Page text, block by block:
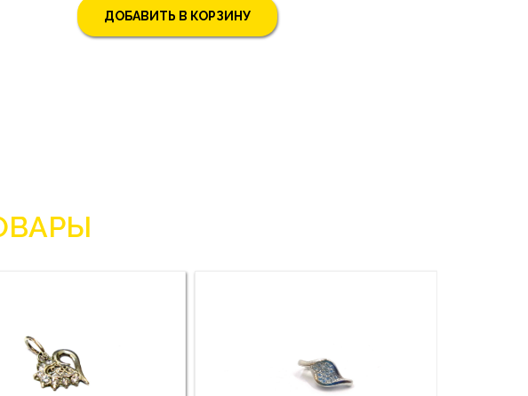
ДОБАВИТЬ В КОРЗИНУ